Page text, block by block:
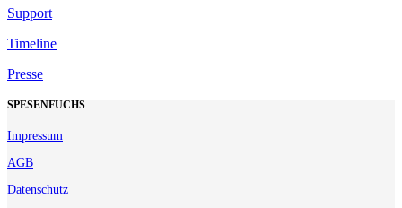
Support
Timeline
Presse
SPESENFUCHS
Impressum
AGB
Datenschutz